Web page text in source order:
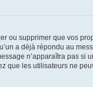
ou supprimer que vos
a déjà répondu au
n’apparaîtra pas
que les utilisateurs ne